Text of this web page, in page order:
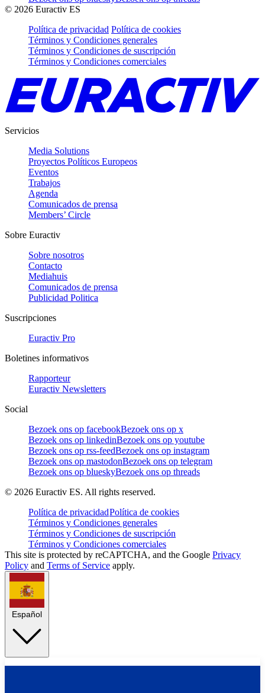
© 2026 Euractiv ES
Política de privacidad Política de cookies
Términos y Condiciones generales
Términos y Condiciones de suscripción
Términos y Condiciones comerciales
Servicios
Media Solutions
Proyectos Políticos Europeos
Eventos
Trabajos
Agenda
Comunicados de prensa
Members’ Circle
Sobre Euractiv
Sobre nosotros
Contacto
Mediahuis
Comunicados de prensa
Publicidad Politica
Suscripciones
Euractiv Pro
Boletines informativos
Rapporteur
Euractiv Newsletters
Social
Bezoek ons op facebookBezoek ons op x
Bezoek ons op linkedinBezoek ons op youtube
Bezoek ons op rss-feedBezoek ons op instagram
Bezoek ons op mastodonBezoek ons op telegram
Bezoek ons op blueskyBezoek ons op threads
© 2026 Euractiv ES. All rights reserved.
Política de privacidadPolítica de cookies
Términos y Condiciones generales
Términos y Condiciones de suscripción
Términos y Condiciones comerciales
This site is protected by reCAPTCHA, and the Google Privacy
Policy and Terms of Service apply.
Español